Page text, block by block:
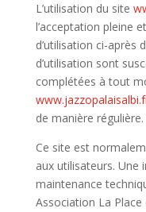
L’utilisation du site
l’acceptation pleine
d’utilisation ci-après
d’utilisation sont
complétées à tout
de manière régulière.
Ce site est
aux utilisateurs. Une
maintenance
Association La Place